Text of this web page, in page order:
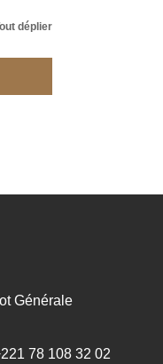
déplier
Générale
78 108 32 02